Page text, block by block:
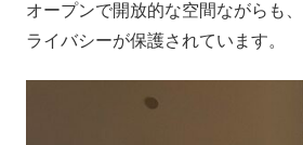
オープンで開放的な空間ながらも
ライバシーが保護されています。